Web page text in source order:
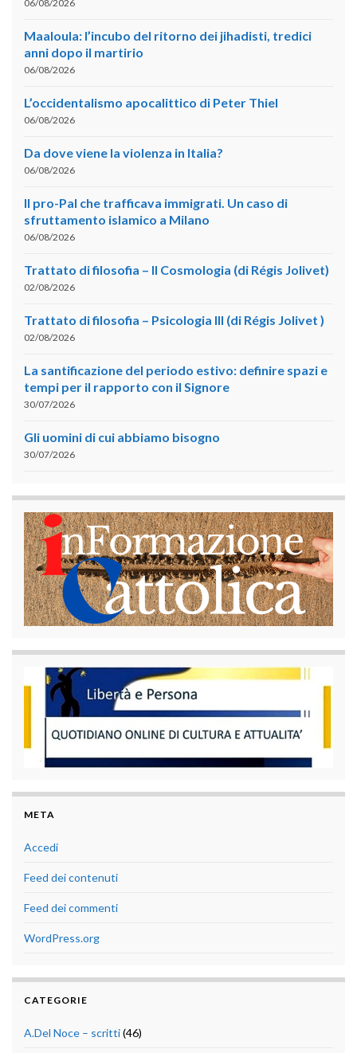
06/08/2026
Maaloula: l’incubo del ritorno dei jihadisti, tredici
anni dopo il martirio
06/08/2026
L’occidentalismo apocalittico di Peter Thiel
06/08/2026
Da dove viene la violenza in Italia?
06/08/2026
Il pro-Pal che trafficava immigrati. Un caso di
sfruttamento islamico a Milano
06/08/2026
Trattato di filosofia – II Cosmologia (di Régis Jolivet)
02/08/2026
Trattato di filosofia – Psicologia III (di Régis Jolivet )
02/08/2026
La santificazione del periodo estivo: definire spazi e
tempi per il rapporto con il Signore
30/07/2026
Gli uomini di cui abbiamo bisogno
30/07/2026
META
Accedi
Feed dei contenuti
Feed dei commenti
WordPress.org
CATEGORIE
A.Del Noce – scritti(46)